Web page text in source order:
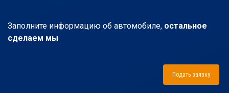
Заполните информацию об автомобиле, остальное
сделаем мы
Подать заявку